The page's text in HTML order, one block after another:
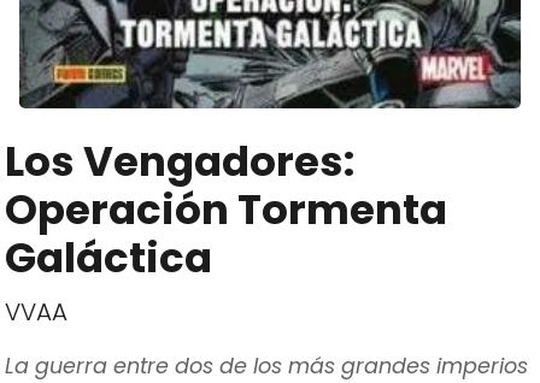
Los Vengadores:
Operación Tormenta
Galáctica
VVAA
La guerra entre dos de los más grandes imperios